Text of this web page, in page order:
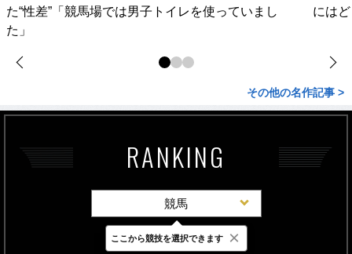
た“性差”「競馬場では男子トイレを使っていまし
た」
には
その他の名作記事 >
RANKING
競馬
最新 24時間 週間
ここから競技を選択できます ×